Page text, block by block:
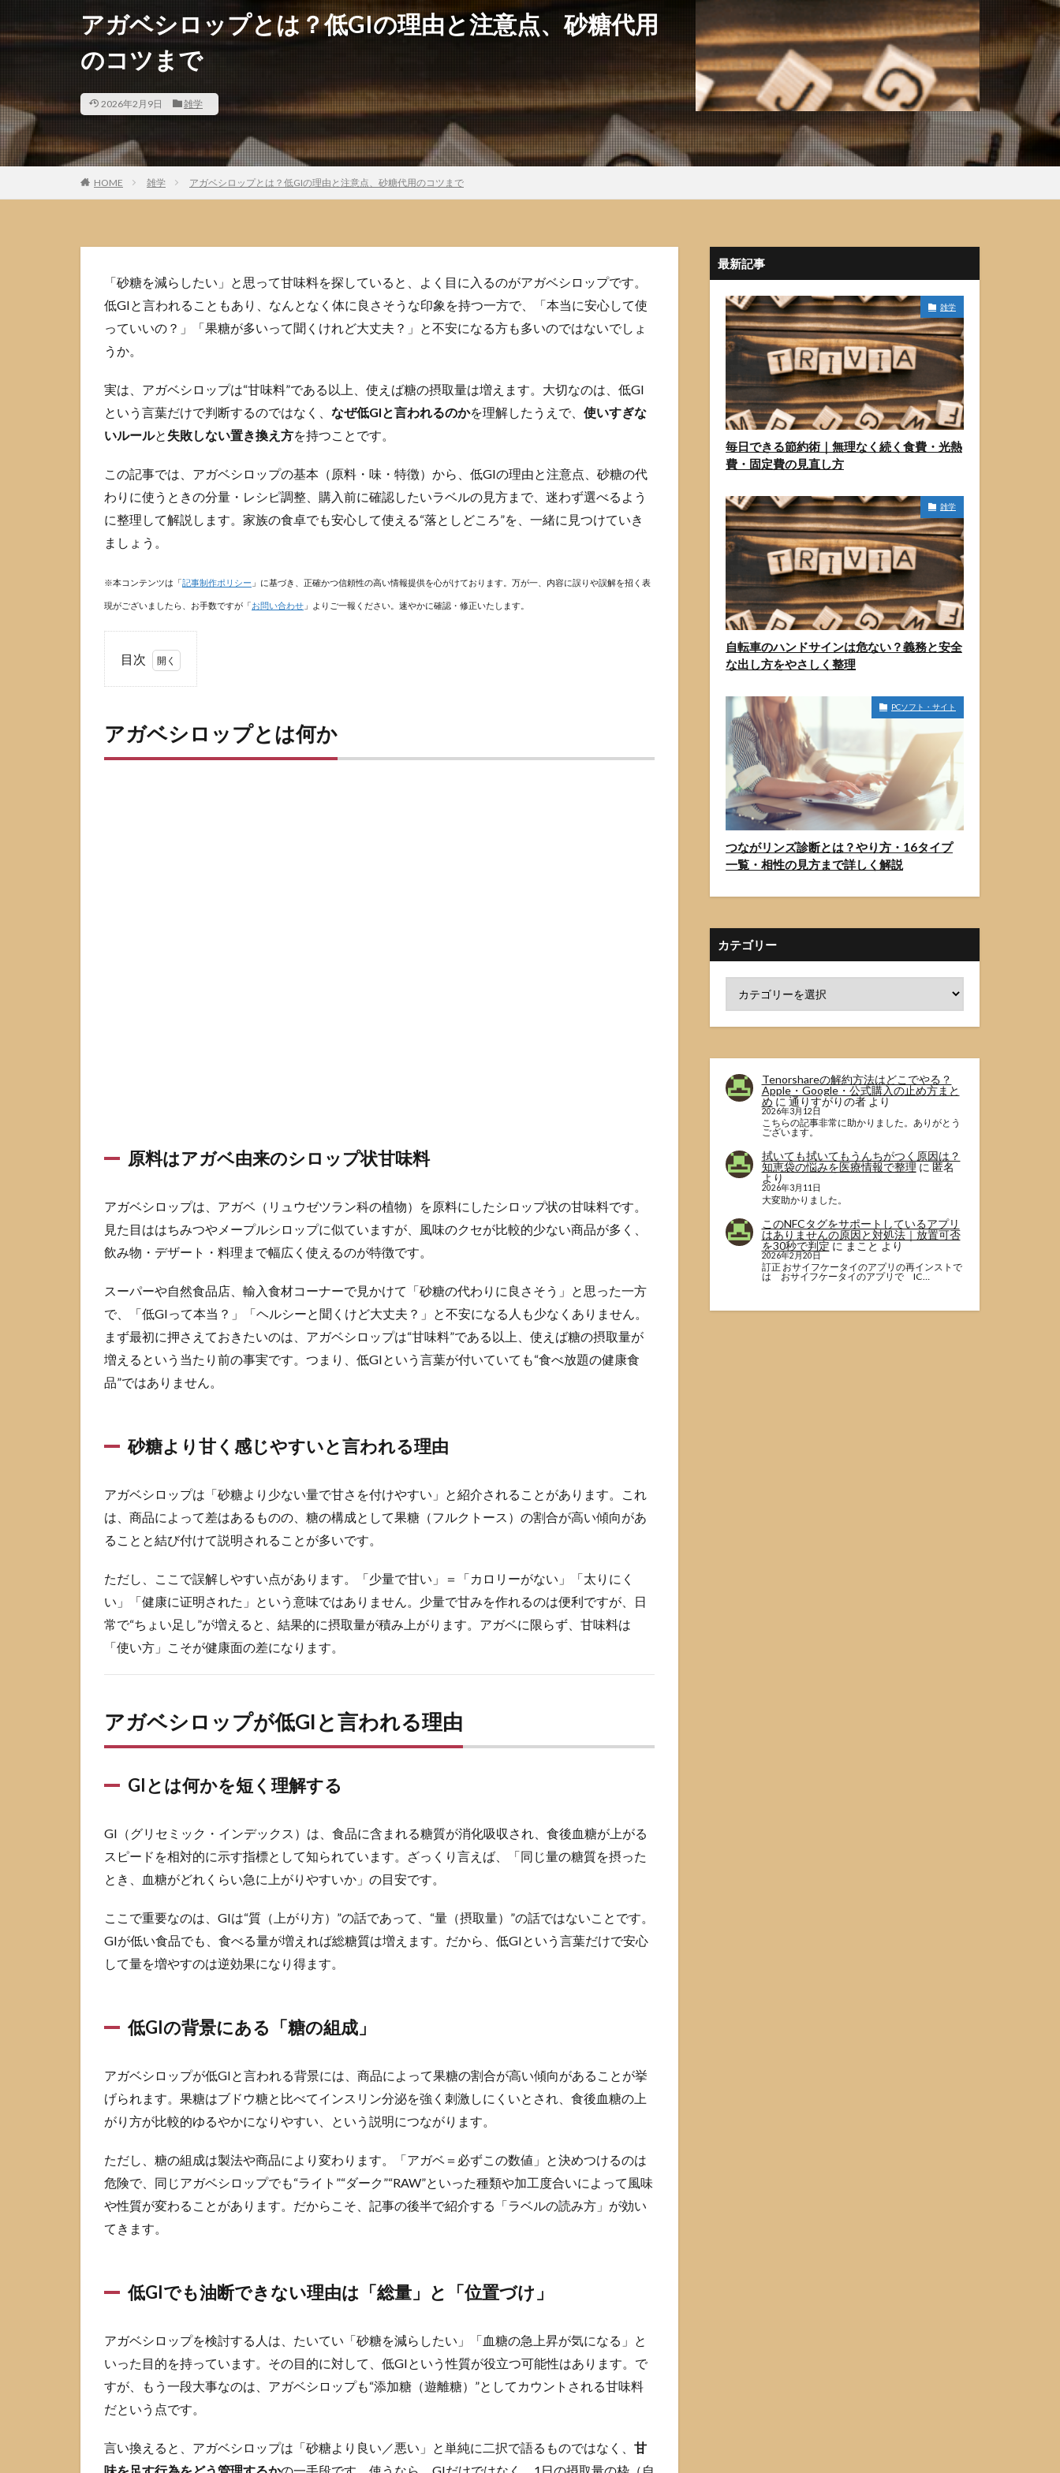
アガベシロップとは？低GIの理由と注意点、砂糖代用
のコツまで
2026年2月9日 雑学
HOME 雑学 アガベシロップとは？低GIの理由と注意点、砂糖代用のコツまで
「砂糖を減らしたい」と思って甘味料を探していると、よく目に入るのがアガベシロップです。
低GIと言われることもあり、なんとなく体に良さそうな印象を持つ一方で、「本当に安心して使
っていいの？」「果糖が多いって聞くけれど大丈夫？」と不安になる方も多いのではないでしょ
うか。
実は、アガベシロップは“甘味料”である以上、使えば糖の摂取量は増えます。大切なのは、低GI
という言葉だけで判断するのではなく、 なぜ低GIと言われるのかを理解したうえで、 使いすぎな
いルールと 失敗しない置き換え方を持つことです。
この記事では、アガベシロップの基本（原料・味・特徴）から、低GIの理由と注意点、砂糖の代
わりに使うときの分量・レシピ調整、購入前に確認したいラベルの見方まで、迷わず選べるよう
に整理して解説します。家族の食卓でも安心して使える“落としどころ”を、一緒に見つけていき
ましょう。
※本コンテンツは「記事制作ポリシー 」に基づき、正確かつ信頼性の高い情報提供を心がけております。万が一、内容に誤りや誤解を招く表
現がございましたら、お手数ですが「お問い合わせ 」よりご一報ください。速やかに確認・修正いたします。
目次
ベ
やす
れる
理由
2
シ
ロ
プ
が
言
る
GIと
は何
かを
短く
理解
の背
の組
2.3
低GI
油断
ない
理由
は
「総
「位
置づ
3
ア
ベ
ロ
ッ
の
メ
と
リ
ッ
3.1
ット
は
アガベシロップとは何か
原料はアガベ由来のシロップ状甘味料
アガベシロップは、アガベ（リュウゼツラン科の植物）を原料にしたシロップ状の甘味料です。
見た目ははちみつやメープルシロップに似ていますが、風味のクセが比較的少ない商品が多く、
飲み物・デザート・料理まで幅広く使えるのが特徴です。
スーパーや自然食品店、輸入食材コーナーで見かけて「砂糖の代わりに良さそう」と思った一方
で、「低GIって本当？」「ヘルシーと聞くけど大丈夫？」と不安になる人も少なくありません。
まず最初に押さえておきたいのは、アガベシロップは“甘味料”である以上、使えば糖の摂取量が
増えるという当たり前の事実です。つまり、低GIという言葉が付いていても“食べ放題の健康食
品”ではありません。
砂糖より甘く感じやすいと言われる理由
アガベシロップは「砂糖より少ない量で甘さを付けやすい」と紹介されることがあります。これ
は、商品によって差はあるものの、糖の構成として果糖（フルクトース）の割合が高い傾向があ
ることと結び付けて説明されることが多いです。
ただし、ここで誤解しやすい点があります。「少量で甘い」＝「カロリーがない」「太りにく
い」「健康に证明された」という意味ではありません。少量で甘みを作れるのは便利ですが、日
常で“ちょい足し”が増えると、結果的に摂取量が積み上がります。アガベに限らず、甘味料は
「使い方」こそが健康面の差になります。
アガベシロップが低GIと言われる理由
GIとは何かを短く理解する
GI（グリセミック・インデックス）は、食品に含まれる糖質が消化吸収され、食後血糖が上がる
スピードを相対的に示す指標として知られています。ざっくり言えば、「同じ量の糖質を摂った
とき、血糖がどれくらい急に上がりやすいか」の目安です。
ここで重要なのは、GIは“質（上がり方）”の話であって、“量（摂取量）”の話ではないことです。
GIが低い食品でも、食べる量が増えれば総糖質は増えます。だから、低GIという言葉だけで安心
して量を増やすのは逆効果になり得ます。
低GIの背景にある「糖の組成」
アガベシロップが低GIと言われる背景には、商品によって果糖の割合が高い傾向があることが挙
げられます。果糖はブドウ糖と比べてインスリン分泌を強く刺激しにくいとされ、食後血糖の上
がり方が比較的ゆるやかになりやすい、という説明につながります。
ただし、糖の組成は製法や商品により変わります。「アガベ＝必ずこの数値」と決めつけるのは
危険で、同じアガベシロップでも“ライト”“ダーク”“RAW”といった種類や加工度合いによって風味
や性質が変わることがあります。だからこそ、記事の後半で紹介する「ラベルの読み方」が効い
てきます。
低GIでも油断できない理由は「総量」と「位置づけ」
アガベシロップを検討する人は、たいてい「砂糖を減らしたい」「血糖の急上昇が気になる」と
いった目的を持っています。その目的に対して、低GIという性質が役立つ可能性はあります。で
すが、もう一段大事なのは、アガベシロップも“添加糖（遊離糖）”としてカウントされる甘味料
だという点です。
言い換えると、アガベシロップは「砂糖より良い／悪い」と単純に二択で語るものではなく、 甘
最新記事
雑学
毎日できる節約術｜無理なく続く食費・光熱
費・固定費の見直し方
雑学
自転車のハンドサインは危ない？義務と安全
な出し方をやさしく整理
PCソフト・サイト
つながリンズ診断とは？やり方・16タイプ
一覧・相性の見方まで詳しく解説
カテゴリー
Tenorshareの解約方法はどこでやる？
Apple・Google・公式購入の止め方まと
め に 通りすがりの者より
2026年3月12日
こちらの記事非常に助かりました。ありがとう
ございます。
拭いても拭いてもうんちがつく原因は？
知恵袋の悩みを医療情報で整理 に 匿名
より
2026年3月11日
大変助かりました。
このNFCタグをサポートしているアプリ
はありませんの原因と対処法｜放置可否
を30秒で判定 に まこと より
2026年2月20日
訂正 おサイフケータイのアプリの再インストで
は おサイフケータイのアプリで IC…